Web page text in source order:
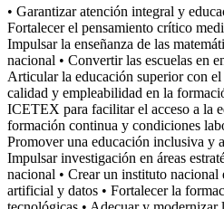
• Garantizar atención integral y
Fortalecer el pensamiento crítico
Impulsar la enseñanza de las
nacional • Convertir las escuelas en
Articular la educación superior con
calidad y empleabilidad en la
ICETEX para facilitar el acceso a la
formación continua y condiciones
Promover una educación inclusiva y
Impulsar investigación en áreas
nacional • Crear un instituto nacional
artificial y datos • Fortalecer la